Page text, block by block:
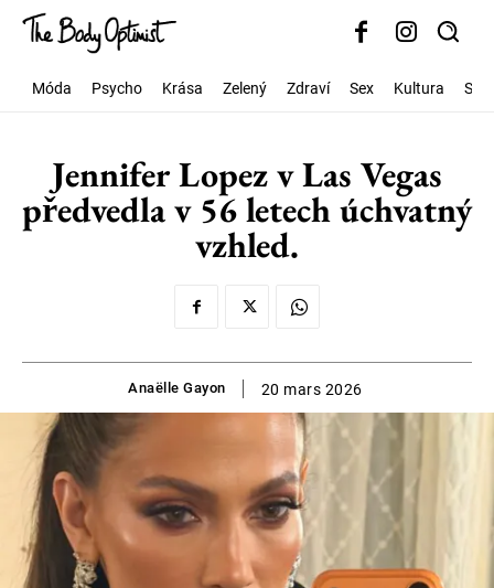
Móda Psycho Krása Zelený Zdraví Sex Kultura
Jennifer Lopez v Las Vegas
předvedla v 56 letech úchvatný
vzhled.
Anaëlle Gayon 20 mars 2026